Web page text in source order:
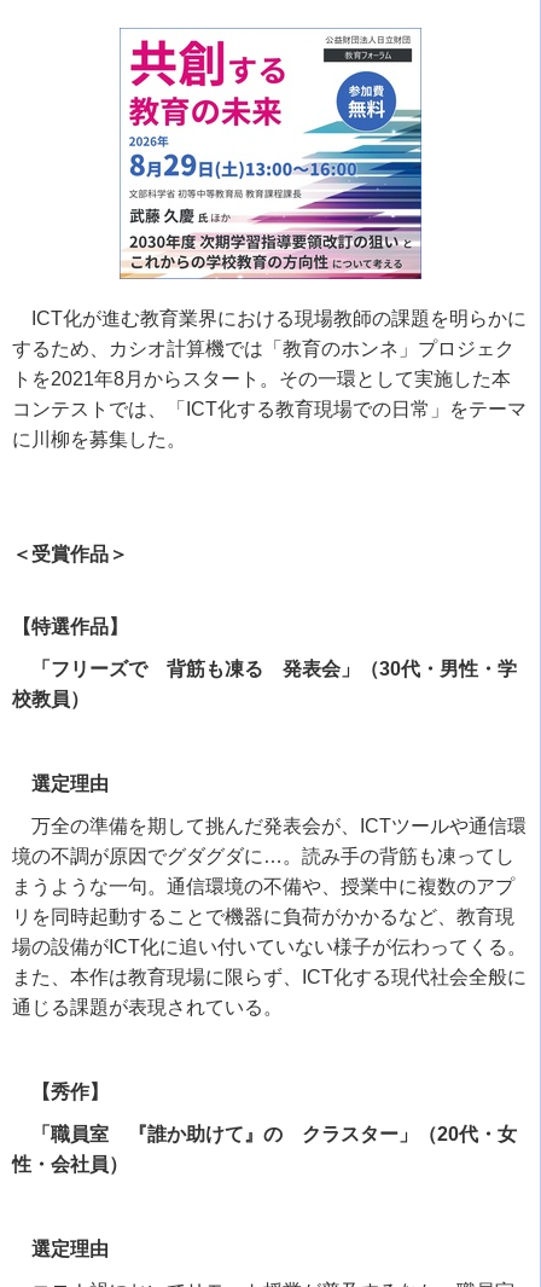
ICT化が進む教育業界における現場教師の課題を明らかに
するため、カシオ計算機では「教育のホンネ」プロジェク
トを2021年8月からスタート。その一環として実施した本
コンテストでは、「 ICT化する教育現場での日常」をテーマ
に川柳を募集した。
＜受賞作品＞
【特選作品】
「フリーズで 背筋も凍る 発表会」（30代・男性・学
校教員）
選定理由
万全の準備を期して挑んだ発表会が、 ICTツールや通信環
境の不調が原因でグダグダに…。読み手の背筋も凍ってし
まうような一句。通信環境の不備や、授業中に複数のアプ
リを同時起動することで機器に負荷がかかるなど、教育現
場の設備が ICT化に追い付いていない様子が伝わってくる。
また、本作は教育現場に限らず、
ICT化する現代社会全般に
通じる課題が表現されている。
【秀作】
「職員室 『誰か助けて』の クラスター」（20代・女
性・会社員）
選定理由